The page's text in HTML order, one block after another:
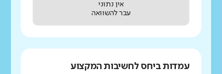
אין נתוני
עבר להשוואה
עמדות ביחס לחשיבות המקצוע